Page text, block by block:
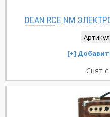
DEAN RCE NM
Артикул
Снят